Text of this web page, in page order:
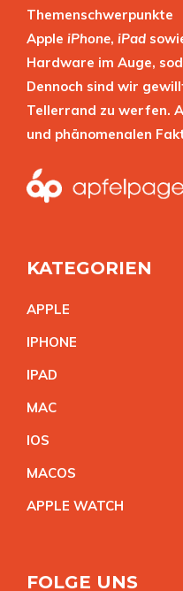
Themenschwerpunkte
Apple iPhone, iPad
Hardware im Auge,
Dennoch sind wir
Tellerrand zu werfen.
und phänomenalen
KATEGORIEN
APPLE
IPHONE
IPAD
MAC
IOS
MACOS
APPLE WATCH
FOLGE UNS